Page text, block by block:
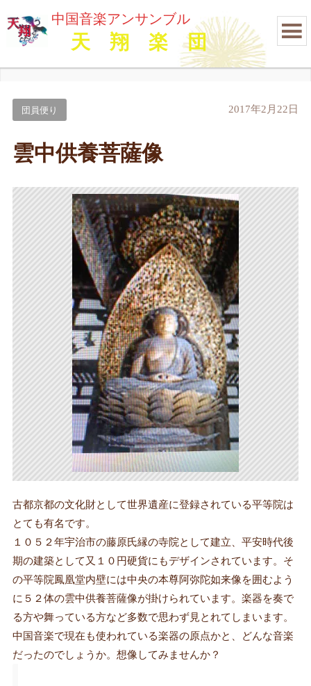
中国音楽アンサンブル
天 翔 楽 団
団員便り 2017年2月22日
雲中供養菩薩像
古都京都の文化財として世界遺産に登録されている平等院は
とても有名です。
１０５２年宇治市の藤原氏縁の寺院として建立、平安時代後
期の建築として又１０円硬貨にもデザインされています。そ
の平等院鳳凰堂内壁には中央の本尊阿弥陀如来像を囲むよう
に５２体の雲中供養菩薩像が掛けられています。楽器を奏で
る方や舞っている方など多数で思わず見とれてしまいます。
中国音楽で現在も使われている楽器の原点かと、どんな音楽
だったのでしょうか。想像してみませんか？